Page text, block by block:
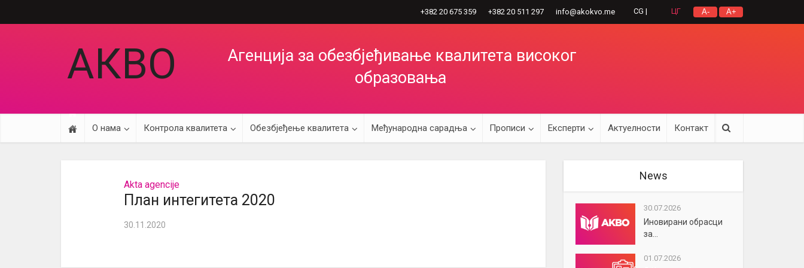
A- A+
+382 20 675 359 +382 20 511 297 info@akokvo.me CG | ЦГ
АКВО
Агенција за обезбјеђивање квалитета високог
образовања
О нама Контрола квалитета Обезбјеђење квалитета Међународна сарадња Прописи Експерти Актуелности Контакт
Akta agencije
План интегитета 2020
30.11.2020
News
30.07.2026
Иновирани обрасци
за...
01.07.2026